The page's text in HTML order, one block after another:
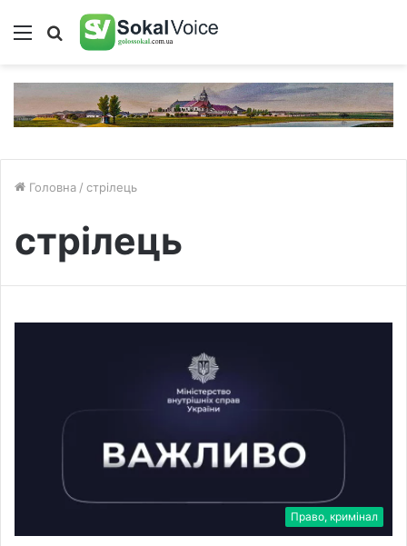
Меню Пошук
Головна / стрілець
стрілець
Право, кримінал